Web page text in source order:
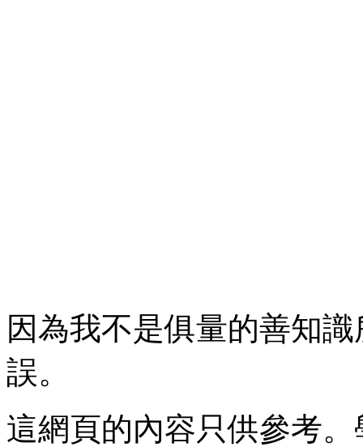
因為我不是俱量的善知
誤。
這網頁的內容只供參考